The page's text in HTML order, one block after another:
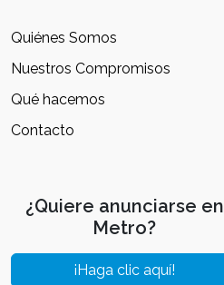
Quiénes Somos
Nuestros Compromisos
Qué hacemos
Contacto
¿Quiere anunciarse en
Metro?
¡Haga clic aquí!